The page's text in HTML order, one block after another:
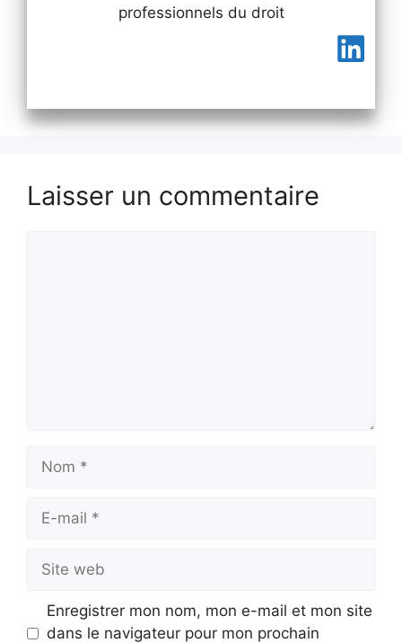
professionnels du droit
Laisser un commentaire
mail
web
Enregistrer mon nom, mon e-mail et mon site
dans le navigateur pour mon prochain